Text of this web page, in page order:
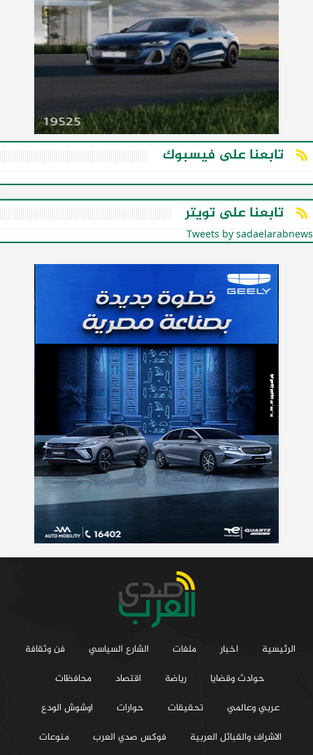
تابعنا على فيسبوك
تابعنا على تويتر
Tweets by sadaelarabnews
الرئيسية اخبار ملفات الشارع السياسي
فن وثقافة
حوادث وقضايا
رياضة اقتصاد
محافظات
عربي وعالمي
تحقيقات حوارات
اوشوش الودع
الاشراف والقبائل العربية
فوكس صدي العرب منوعات